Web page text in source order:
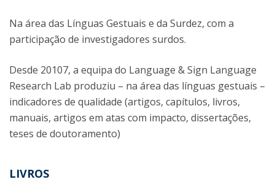
Na área das Línguas Gestuais e da Surdez, com a
participação de investigadores surdos.
Desde 20107, a equipa do Language & Sign Language
Research Lab produziu – na área das línguas gestuais –
indicadores de qualidade (artigos, capítulos, livros,
manuais, artigos em atas com impacto, dissertações,
teses de doutoramento)
LIVROS